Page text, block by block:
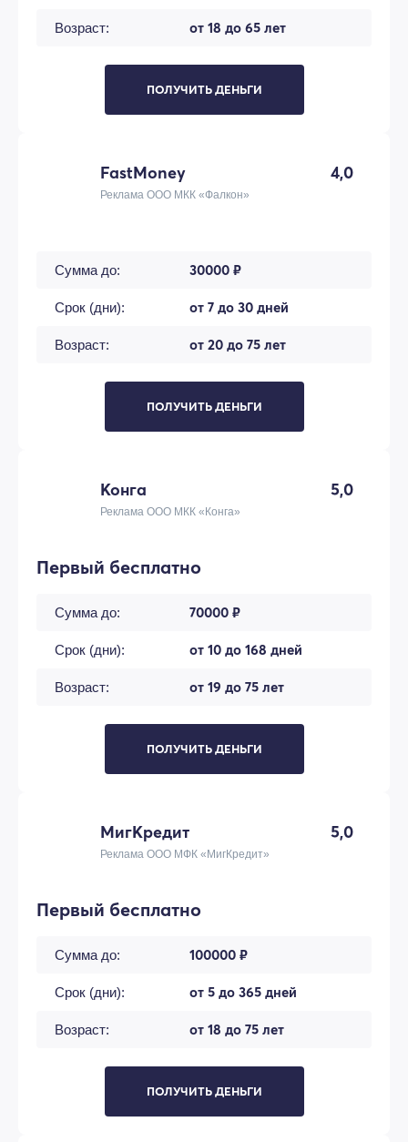
Возраст: от 18 до 65 лет
ПОЛУЧИТЬ ДЕНЬГИ
FastMoney 4,0
Реклама ООО МКК «Фалкон»
Сумма до: 30000 ₽
Срок (дни): от 7 до 30 дней
Возраст: от 20 до 75 лет
ПОЛУЧИТЬ ДЕНЬГИ
Конга 5,0
Реклама ООО МКК «Конга»
Первый бесплатно
Сумма до: 70000 ₽
Срок (дни): от 10 до 168 дней
Возраст: от 19 до 75 лет
ПОЛУЧИТЬ ДЕНЬГИ
МигКредит 5,0
Реклама ООО МФК «МигКредит»
Первый бесплатно
Сумма до: 100000 ₽
Срок (дни): от 5 до 365 дней
Возраст: от 18 до 75 лет
ПОЛУЧИТЬ ДЕНЬГИ